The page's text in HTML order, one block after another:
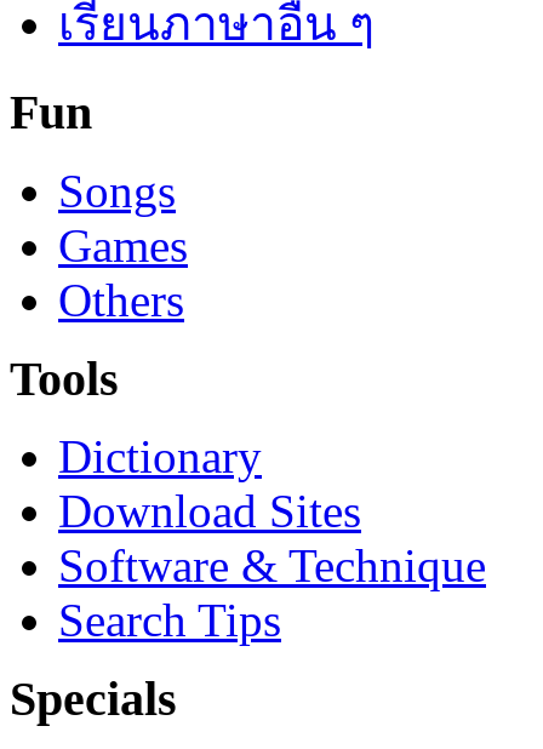
เรียนภาษาอื่น ๆ
Fun
Songs
Games
Others
Tools
Dictionary
Download Sites
Software & Technique
Search Tips
Specials